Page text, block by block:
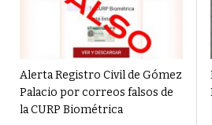
Alerta Registro Civil de Gómez
Palacio por correos falsos de
la CURP Biométrica